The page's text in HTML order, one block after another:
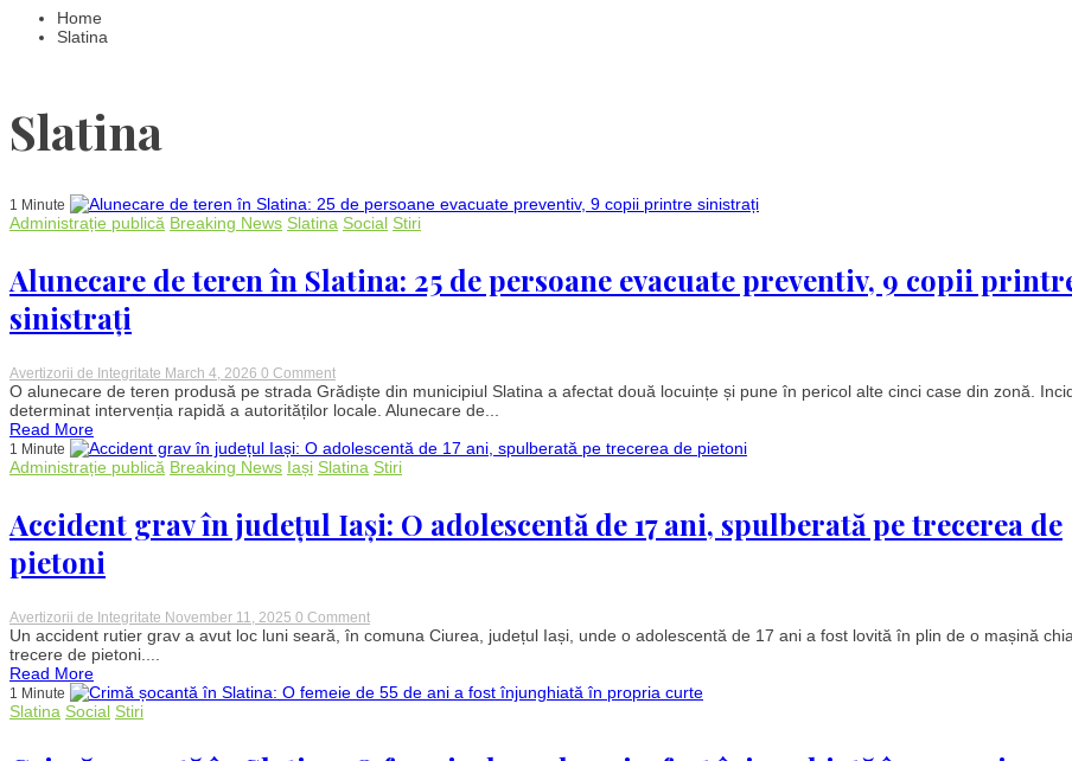
Home
Slatina
Slatina
1 Minute
Administrație publică Breaking News Slatina Social Stiri
Alunecare de teren în Slatina: 25 de persoane evacuate preventiv, 9 copii
sinistrați
Avertizorii de Integritate March 4, 2026 0 Commenton
Alunecare
de
în
Slatina:
25
evacuate
preventiv,
O alunecare de teren produsă pe strada Grădiște din municipiul Slatina a afectat două locuințe și pune în pericol alte cinci case din zonă.
determinat intervenția rapidă a autorităților locale. Alunecare de...
Read More
1 Minute
Administrație publică Breaking News Iași Slatina Stiri
Accident grav în județul Iași: O adolescentă de 17 ani, spulberată pe trecerea de
pietoni
Avertizorii de Integritate November 11, 2025 0 Commenton
Accident
județul
Iași:
Un accident rutier grav a avut loc luni seară, în comuna Ciurea, județul Iași, unde o adolescentă de 17 ani a fost lovită în plin de o mașină
trecere de pietoni....
Read More
1 Minute
Slatina Social Stiri